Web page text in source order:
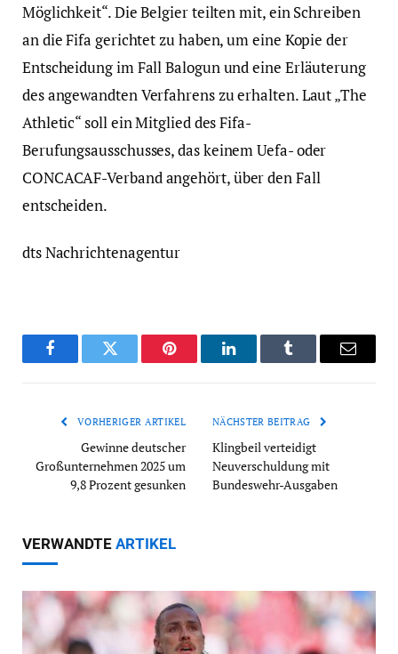
Möglichkeit“. Die Belgier teilten mit, ein Schreiben
an die Fifa gerichtet zu haben, um eine Kopie der
Entscheidung im Fall Balogun und eine Erläuterung
des angewandten Verfahrens zu erhalten. Laut „The
Athletic“ soll ein Mitglied des Fifa-
Berufungsausschusses, das keinem Uefa- oder
CONCACAF-Verband angehört, über den Fall
entscheiden.
dts Nachrichtenagentur
FacebookTwitter Pinterest LinkedInTumblr Email
VORHERIGER ARTIKEL
Gewinne deutscher
Großunternehmen 2025 um
9,8 Prozent gesunken
NÄCHSTER BEITRAG
Klingbeil verteidigt
Neuverschuldung mit
Bundeswehr-Ausgaben
VERWANDTE ARTIKEL